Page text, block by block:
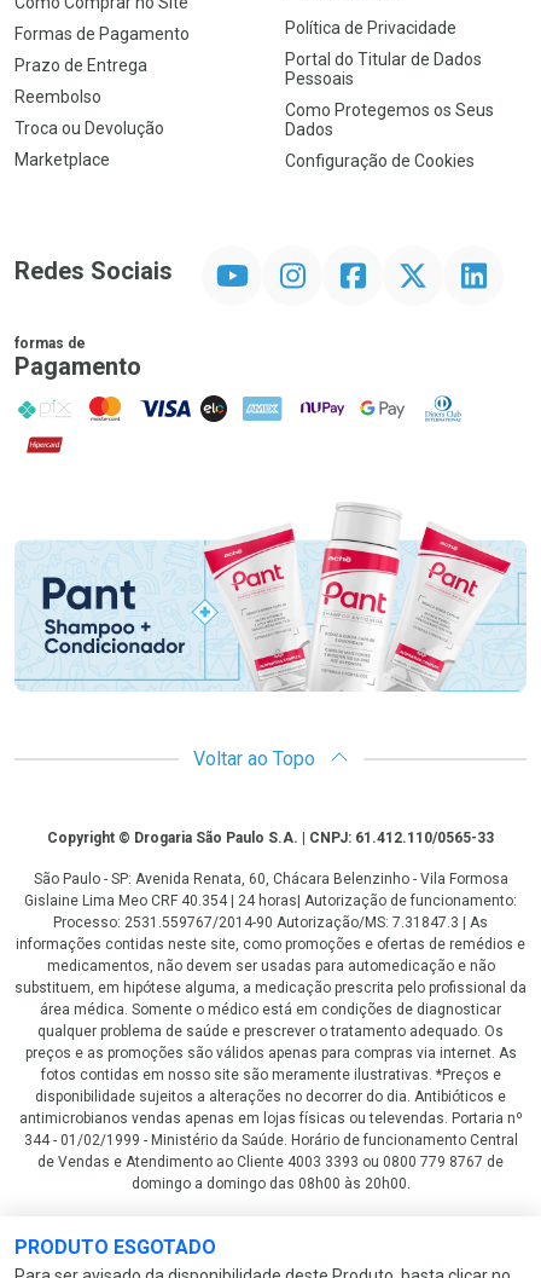
PRODUTO ESGOTADO
Formas de Pagamento
Prazo de Entrega
Reembolso
Troca ou Devolução
Marketplace
Política de Privacidade
Portal do Titular de Dados
Pessoais
Como Protegemos os Seus
Dados
Configuração de Cookies
Redes Sociais InstagramFacebookTwitter Linkedin
formas de
Pagamento
PIX MasterCard
VISA ELO AMEX NuPay Google PayDiners Club
Hipercard
Promoção em Destaque
Voltar ao Topo
CopyrightCopyright © Drogaria São Paulo S.A. | CNPJ: 61.412.110/0565-33
São Paulo - SP: Avenida Renata, 60, Chácara Belenzinho - Vila Formosa
Gislaine Lima Meo CRF 40.354 | 24 horas| Autorização de funcionamento:
Processo: 2531.559767/2014-90 Autorização/MS: 7.31847.3 | As
informações contidas neste site, como promoções e ofertas de remédios e
medicamentos, não devem ser usadas para automedicação e não
substituem, em hipótese alguma, a medicação prescrita pelo profissional da
área médica. Somente o médico está em condições de diagnosticar
qualquer problema de saúde e prescrever o tratamento adequado. Os
preços e as promoções são válidos apenas para compras via internet. As
fotos contidas em nosso site são meramente ilustrativas. *Preços e
disponibilidade sujeitos a alterações no decorrer do dia. Antibióticos e
antimicrobianos vendas apenas em lojas físicas ou televendas. Portaria nº
344 - 01/02/1999 - Ministério da Saúde. Horário de funcionamento Central
de Vendas e Atendimento ao Cliente 4003 3393 ou 0800 779 8767 de
domingo a domingo das 08h00 às 20h00.
LGPD Aceite os Cookies